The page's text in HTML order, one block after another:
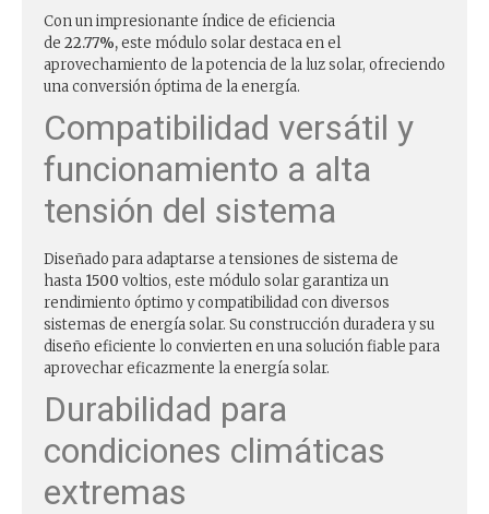
Con un impresionante índice de eficiencia
de 22.77%,este módulo solar destaca en el
aprovechamiento de la potencia de la luz solar, ofreciendo
una conversión óptima de la energía.
Compatibilidad versátil y
funcionamiento a alta
tensión del sistema
Diseñado para adaptarse a tensiones de sistema de
hasta 1500 voltios, este módulo solar garantiza un
rendimiento óptimo y compatibilidad con diversos
sistemas de energía solar. Su construcción duradera y su
diseño eficiente lo convierten en una solución fiable para
aprovechar eficazmente la energía solar.
Durabilidad para
condiciones climáticas
extremas